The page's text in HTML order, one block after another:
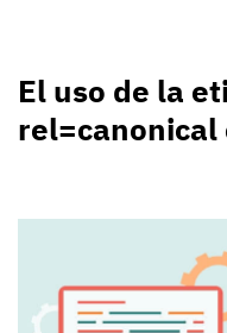
El uso de la
rel=canonical